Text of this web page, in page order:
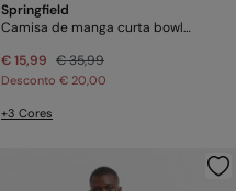
Springfield
Camisa de manga curta bowling em linho
€ 15,99 € 35,99
Desconto € 20,00
+3 Cores